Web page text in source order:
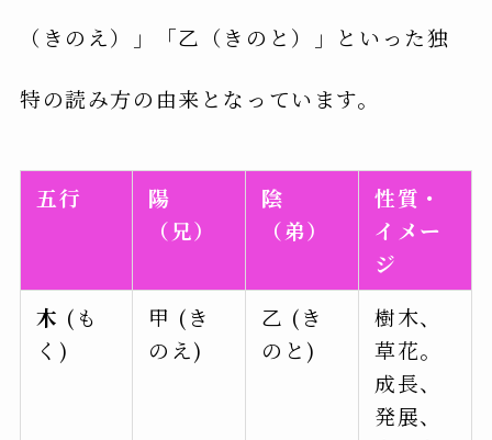
（きのえ）」「乙（きのと）」といった独
特の読み方の由来となっています。
五行
陽
（兄）
陰
（弟）
性質・
イメー
ジ
木 (も
く)
甲 (き
のえ)
乙 (き
のと)
樹木、
草花。
成長、
発展、